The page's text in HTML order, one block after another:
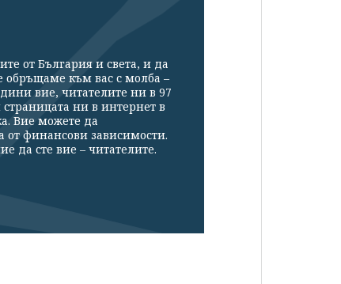
от България и света, и да
обръщаме към вас с молба –
вие, читателите ни в 97
ни в интернет в
Вие можете да
финансови зависимости.
да сте вие – читателите.